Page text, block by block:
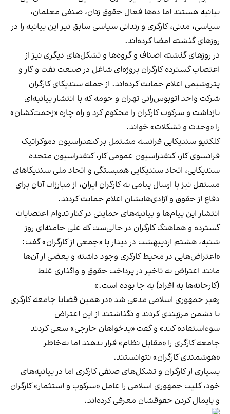
بیانیه هستند اما ده‌ها فعال حقوق زنان، صنفی معلمان،
سیاسی، مدنی، کارگری و زندانی سیاسی سابق نیز این بیانیه را در
روزهای گذشته امضا کرده‌اند.
در روزهای گذشته اصناف و گروه‌ها و تشکل‌های دیگری نیز از
اعتصاب گسترده کارگران پروژه‌ای شاغل در صنعت نفت و گاز و
پتروشیمی اعلام حمایت کرده‌اند. از جمله سندیکای کارگران
شرکت واحد اتوبوس‌رانی تهران و حومه که با انتشار بیانیه‌ای
بازداشت و سرکوب کارگران را محکوم کرد و راه چاره «زحمت‌کشان»
را «وحدت و تشکلات» خواند.
کلکتیو سندیکایی فرانسه مشتمل بر کنفدراسیون دموکراتیک
فرانسوی کار، کنفدراسیون عمومی کار، کنفدراسیون متحده
سندیکایی، اتحاد سندیکایی همبستگی و اتحاد ملی سندیکاهای
مستقل نیز با ارسال پیامی به کارگران ایران، از مبارزات آنان برای
دفاع از حقوق و آزادی‌هایشان اعلام حمایت کردند.
انتشار این پیام‌ها و بیانیه‌های حمایتی در کنار تدوام اعتصابات
گسترده و هماهنگ کارگران در حالی‌ست که علی خامنه‌ای روز
شنبه، هشتم اردیبهشت در دیدار با «جمعی از کارگران» گفت:
«اعتراض‌هایی در محیط کارگری وجود داشته و بعضی از آن‌ها
مانند اعتراض به تاخیر در پرداخت حقوق و واگذاری غلط
(کارخانه‌ها به افراد) به جا بوده است.»
رهبر جمهوری اسلامی مدعی شد «در همین قضایا جامعه‌ کارگری
با دشمن مرزبندی کردند و نگذاشتند از این اعتراض
سوءاستفاده کند» و گفت «بدخواهان خارجی» سعی کردند
جامعه‌ کارگری را «مقابل نظام» قرار بدهند اما به‌خاطر
«هوشمندی کارگران» نتوانستند.
بسیاری از کارگران و تشکل‌های صنفی کارگری اما در بیانیه‌های
خود، کلیت جمهوری اسلامی را عامل «سرکوب و استثمار» کارگران
و پایمال کردن حقوقشان معرفی کرده‌اند.